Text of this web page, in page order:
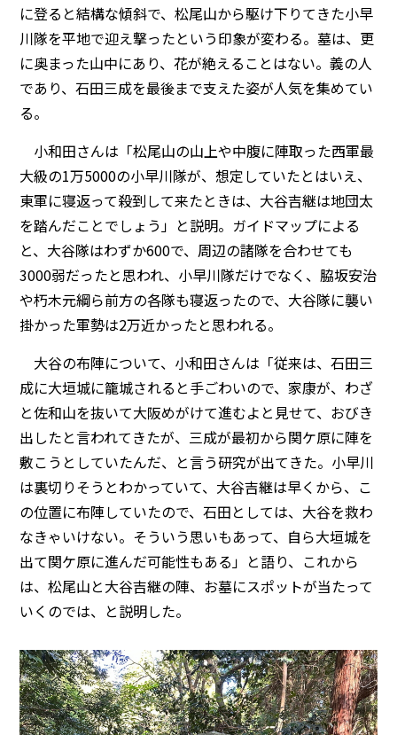
に登ると結構な傾斜で、松尾山から駆け下りてきた小早
川隊を平地で迎え撃ったという印象が変わる。墓は、更
に奥まった山中にあり、花が絶えることはない。義の人
であり、石田三成を最後まで支えた姿が人気を集めてい
る。
小和田さんは「松尾山の山上や中腹に陣取った西軍最
大級の1万5000の小早川隊が、想定していたとはいえ、
東軍に寝返って殺到して来たときは、大谷吉継は地団太
を踏んだことでしょう」と説明。ガイドマップによる
と、大谷隊はわずか600で、周辺の諸隊を合わせても
3000弱だったと思われ、小早川隊だけでなく、脇坂安治
や朽木元綱ら前方の各隊も寝返ったので、大谷隊に襲い
掛かった軍勢は2万近かったと思われる。
大谷の布陣について、小和田さんは「従来は、石田三
成に大垣城に籠城されると手ごわいので、家康が、わざ
と佐和山を抜いて大阪めがけて進むよと見せて、おびき
出したと言われてきたが、三成が最初から関ケ原に陣を
敷こうとしていたんだ、と言う研究が出てきた。小早川
は裏切りそうとわかっていて、大谷吉継は早くから、こ
の位置に布陣していたので、石田としては、大谷を救わ
なきゃいけない。そういう思いもあって、自ら大垣城を
出て関ケ原に進んだ可能性もある」と語り、これから
は、松尾山と大谷吉継の陣、お墓にスポットが当たって
いくのでは、と説明した。